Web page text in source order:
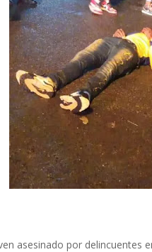
asesinado por delincuentes